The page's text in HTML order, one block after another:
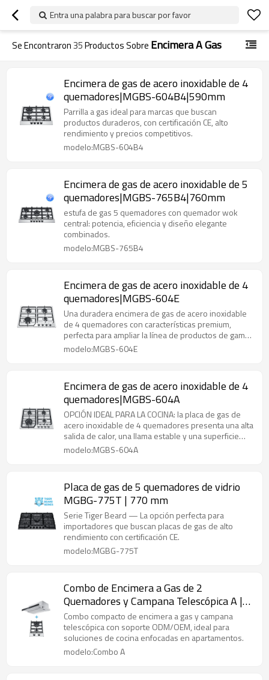
Entra una palabra para buscar por favor
Se Encontraron35Productos Sobre Encimera A Gas
Encimera de gas de acero inoxidable de 4
quemadores|MGBS-604B4|590mm
Parrilla a gas ideal para marcas que buscan
productos duraderos, con certificación CE, alto
rendimiento y precios competitivos.
modelo:MGBS-604B4
Encimera de gas de acero inoxidable de 5
quemadores|MGBS-765B4|760mm
estufa de gas 5 quemadores con quemador wok
central: potencia, eficiencia y diseño elegante
combinados.
modelo:MGBS-765B4
Encimera de gas de acero inoxidable de 4
quemadores|MGBS-604E
Una duradera encimera de gas de acero inoxidable
de 4 quemadores con características premium,
perfecta para ampliar la línea de productos de gama
media a alta.
modelo:MGBS-604E
Encimera de gas de acero inoxidable de 4
quemadores|MGBS-604A
OPCIÓN IDEAL PARA LA COCINA: la placa de gas de
acero inoxidable de 4 quemadores presenta una alta
salida de calor, una llama estable y una superficie
fácil de limpiar.
modelo:MGBS-604A
Placa de gas de 5 quemadores de vidrio
MGBG-775T | 770 mm
Serie Tiger Beard — La opción perfecta para
importadores que buscan placas de gas de alto
rendimiento con certificación CE.
modelo:MGBG-775T
Combo de Encimera a Gas de 2
Quemadores y Campana Telescópica A |
Set ODM Compacto de Cocina
Combo compacto de encimera a gas y campana
telescópica con soporte ODM/OEM, ideal para
soluciones de cocina enfocadas en apartamentos.
modelo:Combo A